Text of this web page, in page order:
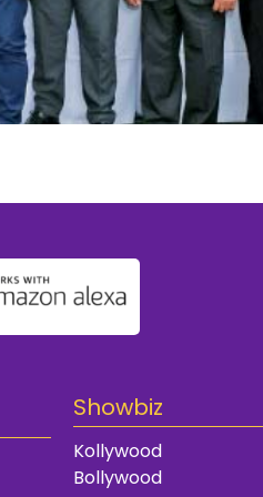
Showbiz
Kollywood
Bollywood